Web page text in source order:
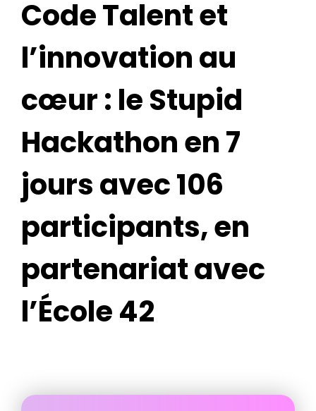
Code Talent et
l’innovation au
cœur : le Stupid
Hackathon en 7
jours avec 106
participants, en
partenariat avec
l’École 42